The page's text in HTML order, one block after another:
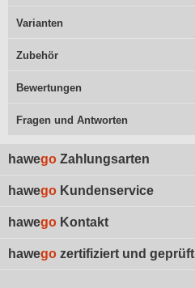
Varianten
Zubehör
Bewertungen
Fragen und Antworten
hawego Zahlungsarten
hawego Kundenservice
hawego Kontakt
hawego zertifiziert und geprüft